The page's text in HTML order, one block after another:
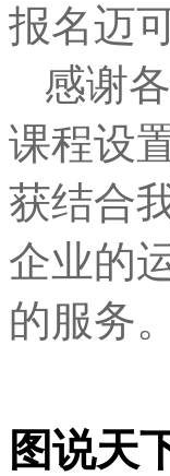
报名迈
感谢
课程设
获结合
企业的
的服务
图说天